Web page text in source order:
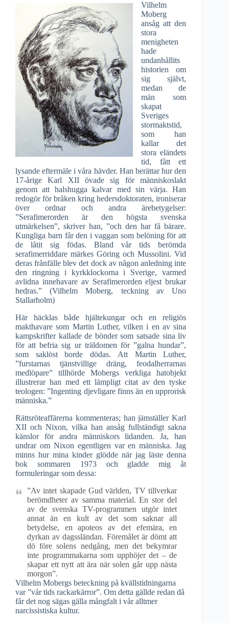
Vilhelm
Moberg
ansåg att den
stora
menigheten
hade
undanhållits
historien om
sig självt,
medan de
män som
skapat
Sveriges
stormaktstid,
som han
kallar det
stora eländets
tid, fått ett
lysande eftermäle i våra hävder. Han berättar hur den
17-årige Karl XII övade sig för människoslakt
genom att halshugga kalvar med sin värja. Han
redogör för bråken kring hedersdoktoraten, ironiserar
över ordnar och andra ärebetygelser:
”Serafimerorden är den högsta svenska
utmärkelsen”, skriver han, ”och den har få bärare.
Kungliga barn får den i vaggan som belöning för att
de låtit sig födas. Bland vår tids berömda
serafimerriddare märkes Göring och Mussolini. Vid
deras frånfälle blev det dock av någon anledning inte
den ringning i kyrkklockorna i Sverige, varmed
avlidna innehavare av Serafimerorden eljest brukar
hedras.” (Vilhelm Moberg, teckning av Uno
Stallarholm)
Här häcklas både hjältekungar och en religiös
makthavare som Martin Luther, vilken i en av sina
kampskrifter kallade de bönder som satsade sina liv
för att befria sig ur träldomen för ”galna hundar”,
som saklöst borde dödas. Att Martin Luther,
”furstarnas tjänstvillige dräng, feodalherrarnas
medlöpare” tillhörde Mobergs verkliga hatobjekt
illustrerar han med ett lämpligt citat av den tyske
teologen: ”Ingenting djevligare finns än en upprorisk
människa.”
Rättsröteaffärerna kommenteras; han jämställer Karl
XII och Nixon, vilka han ansåg fullständigt sakna
känslor för andra människors lidanden. Ja, han
undrar om Nixon egentligen var en människa. Jag
minns hur mina kinder glödde när jag läste denna
bok sommaren 1973 och gladde mig åt
formuleringar som dessa:
”Av intet skapade Gud världen, TV tillverkar
berömdheter av samma material. En stor del
av de svenska TV-programmen utgör intet
annat än en kult av det som saknar all
betydelse, en apoteos av det efemära, en
dyrkan av dagssländan. Föremålet är dömt att
dö före solens nedgång, men det bekymrar
inte programmakarna som upphöjer det – de
skapar ett nytt att ära när solen går upp nästa
morgon”.
Vilhelm Mobergs beteckning på kvällstidningarna
var ”vår tids rackarkärror”. Om detta gällde redan då
får det nog sägas gälla mångfalt i vår alltmer
narcissistiska kultur.